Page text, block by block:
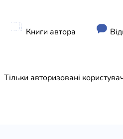
Книги автора
Тільки авторизовані